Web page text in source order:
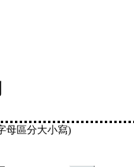
母區分大小寫)